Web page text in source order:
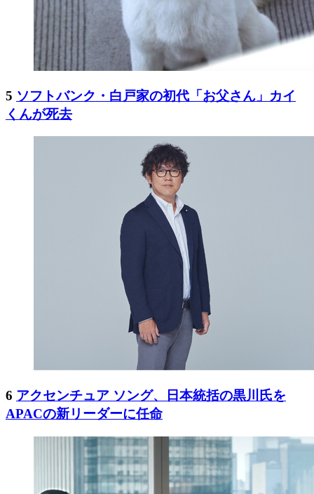
5 ソフトバンク・白戸家の初代「お父さん」カイ
くんが死去
6 アクセンチュア ソング、日本統括の黒川氏を
APACの新リーダーに任命